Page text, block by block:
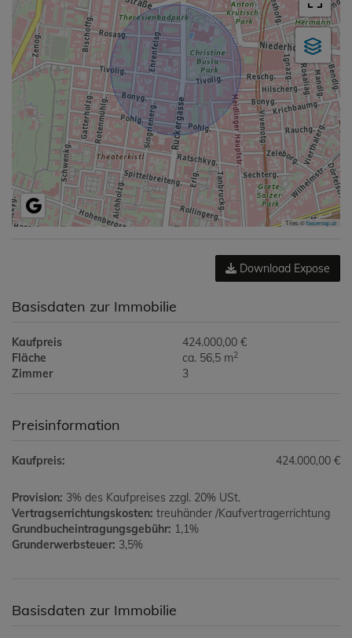
Tiles ©basemap.at
Download Expose
Basisdaten zur Immobilie
Kaufpreis
424.000,00 €
Fläche
ca. 56,5 m2
Zimmer 3
Preisinformation
Kaufpreis: 424.000,00 €
Provision: 3% des Kaufpreises zzgl. 20% USt.
Vertragserrichtungskosten: treuhänder /Kaufvertragerrichtung
Grundbucheintragungsgebühr: 1,1%
Grunderwerbsteuer: 3,5%
Basisdaten zur Immobilie